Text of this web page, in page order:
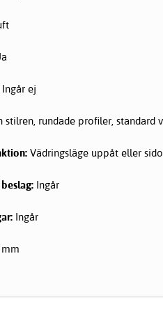
Ingår ej
stilren, rundade profiler, standard
Vädringsläge uppåt eller
Ingår
Ingår